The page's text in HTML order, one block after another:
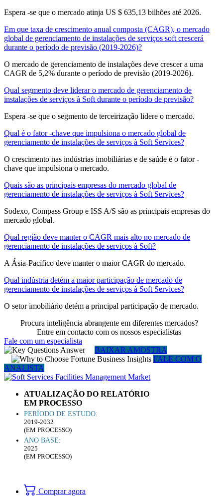
Espera -se que o mercado atinja US $ 635,13 bilhões até 2026.
Em que taxa de crescimento anual composta (CAGR), o mercado
global de gerenciamento de instalações de serviços soft crescerá
durante o período de previsão (2019-2026)?
O mercado de gerenciamento de instalações deve crescer a uma
CAGR de 5,2% durante o período de previsão (2019-2026).
Qual segmento deve liderar o mercado de gerenciamento de
instalações de serviços à Soft durante o período de previsão?
Espera -se que o segmento de terceirização lidere o mercado.
Qual é o fator -chave que impulsiona o mercado global de
gerenciamento de instalações de serviços à Soft Services?
O crescimento nas indústrias imobiliárias e de saúde é o fator -
chave que impulsiona o mercado.
Quais são as principais empresas do mercado global de
gerenciamento de instalações de serviços à Soft Services?
Sodexo, Compass Group e ISS A/S são as principais empresas do
mercado global.
Qual região deve manter o CAGR mais alto no mercado de
gerenciamento de instalações de serviços à Soft?
A Ásia-Pacífico deve manter o maior CAGR do mercado.
Qual indústria detém a maior participação de mercado de
gerenciamento de instalações de serviços à Soft Services?
O setor imobiliário detém a principal participação de mercado.
Procura inteligência abrangente em diferentes mercados?
Entre em contacto com os nossos especialistas
Fale com um especialista
BAIXAR AMOSTRA
FALE COM O
ANALISTA
ATUALIZAÇÃO DO RELATÓRIO
EM PROCESSO
PERÍODO DE ESTUDO:
2019-2032
(EM PROCESSO)
ANO BASE:
2025
(EM PROCESSO)
Comprar agora